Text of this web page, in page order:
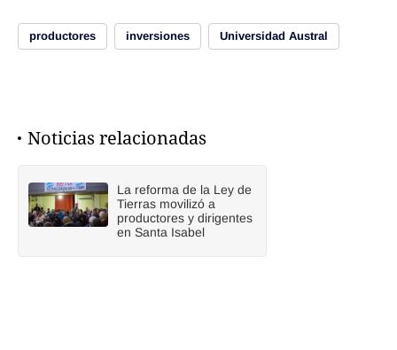
productores inversiones Universidad Austral
Noticias relacionadas
La reforma de la Ley de
Tierras movilizó a
productores y dirigentes
en Santa Isabel